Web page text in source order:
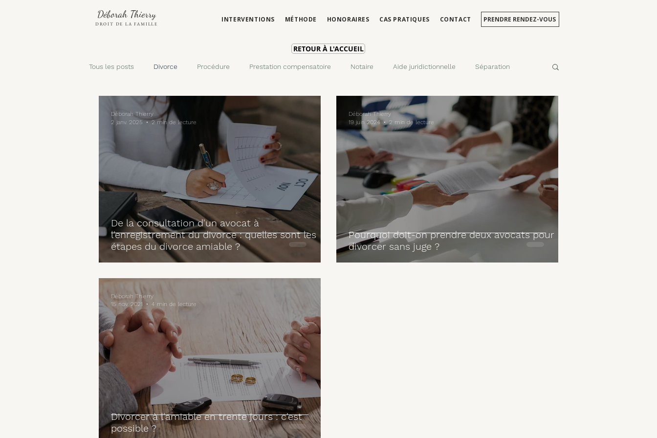
Déborah Thierry
DROIT DE LA FAMILLE
INTERVENTIONS MÉTHODE HONORAIRES CAS PRATIQUES CONTACT PRENDRE RENDEZ-VOUS
Tous les posts Divorce Procédure Prestation compensatoire Notaire Aide juridictionnelle Séparation
Pension alimentaire Recouvrement Déménagement Délit Droit de visite et d'hébergement
Autorité parentale Résidence des enfants
De la consultation d'un avocat à
l'enregistrement du divorce : quelles sont les
étapes du divorce amiable ?
Déborah Thierry
2 janv. 2025
2 min de lecture
Pourquoi doit-on prendre deux avocats pour
divorcer sans juge ?
Déborah Thierry
19 juin 2024
2 min de lecture
Divorcer à l'amiable en trente jours : c'est
possible ?
Déborah Thierry
15 nov. 2021
4 min de lecture
RETOUR À L'ACCUEIL